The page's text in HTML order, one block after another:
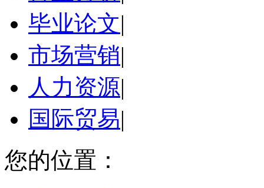
毕业论文|
市场营销|
人力资源|
国际贸易|
您的位置：